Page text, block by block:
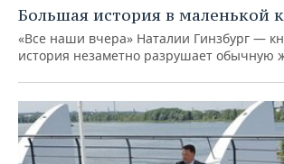
Большая история в маленькой
«Все наши вчера» Наталии Гинзбург —
история незаметно разрушает обычную